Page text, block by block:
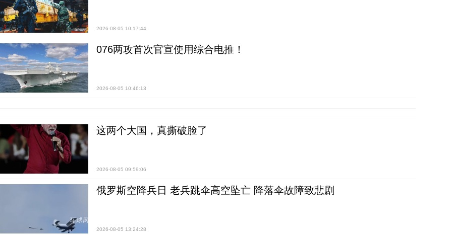
2026-08-05 10:17:44
076两攻首次官宣使用综合电推！
2026-08-05 10:46:13
这两个大国，真撕破脸了
2026-08-05 09:59:06
俄罗斯空降兵日 老兵跳伞高空坠亡 降落伞故障致悲剧
2026-08-05 13:24:28